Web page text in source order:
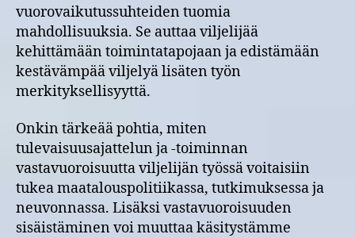
vuorovaikutussuhteiden tuomia
mahdollisuuksia. Se auttaa viljelijää
kehittämään toimintatapojaan ja edistämään
kestävämpää viljelyä lisäten työn
merkityksellisyyttä.
Onkin tärkeää pohtia, miten
tulevaisuusajattelun ja -toiminnan
vastavuoroisuutta viljelijän työssä voitaisiin
tukea maatalouspolitiikassa, tutkimuksessa ja
neuvonnassa. Lisäksi vastavuoroisuuden
sisäistäminen voi muuttaa käsitystämme